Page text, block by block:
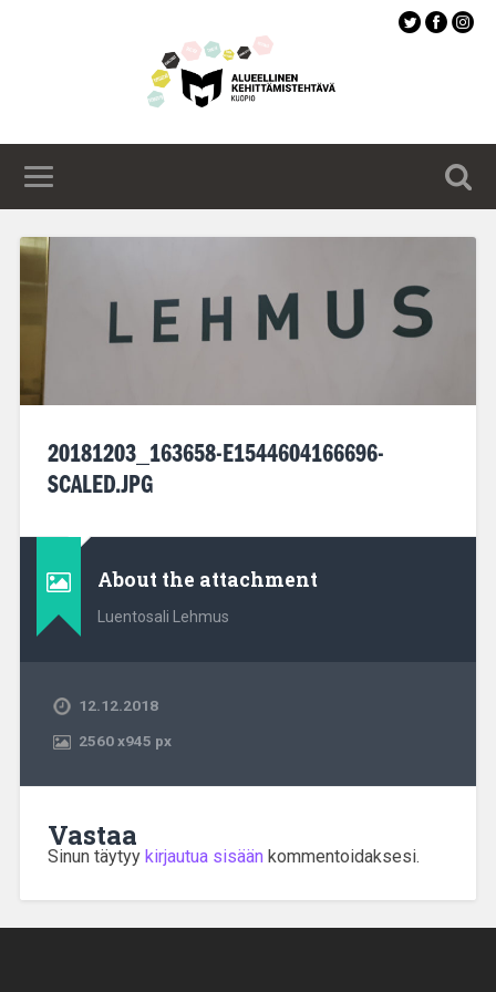
20181203_163658-E1544604166696-
SCALED.JPG
About the attachment
Luentosali Lehmus
12.12.2018
2560x945 px
Vastaa
Sinun täytyy kirjautua sisään kommentoidaksesi.